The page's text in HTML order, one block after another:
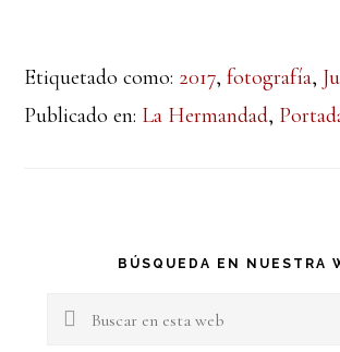
Etiquetado como: 2017,fotografía,
Publicado en: La Hermandad,
Barra
lateral
BÚSQUEDA EN NUESTRA
Buscar